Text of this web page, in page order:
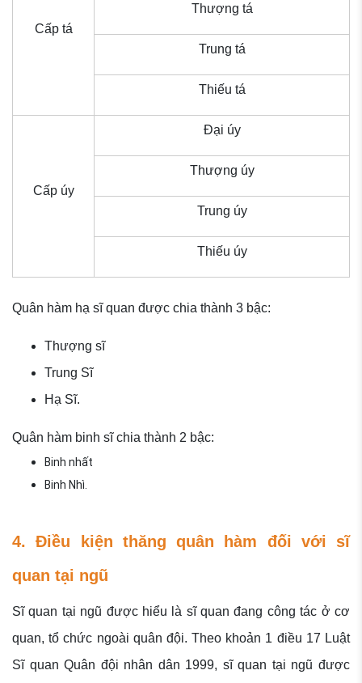
Cấp tá
Thượng tá
Trung tá
Thiếu tá
Cấp úy
Đại úy
Thượng úy
Trung úy
Thiếu úy
Quân hàm hạ sĩ quan được chia thành 3 bậc:
Thượng sĩ
Trung Sĩ
Hạ Sĩ.
Quân hàm binh sĩ chia thành 2 bậc:
Binh nhất
Binh Nhì.
4. Điều kiện thăng quân hàm đối với sĩ
quan tại ngũ
Sĩ quan tại ngũ được hiểu là sĩ quan đang công tác ở cơ
quan, tổ chức ngoài quân đội. Theo khoản 1 điều 17 Luật
Sĩ quan Quân đội nhân dân 1999, sĩ quan tại ngũ được